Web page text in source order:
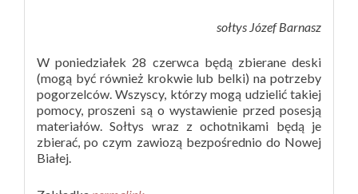
sołtys Józef Barnasz
W poniedziałek 28 czerwca będą zbierane deski
(mogą być również krokwie lub belki) na potrzeby
pogorzelców. Wszyscy, którzy mogą udzielić takiej
pomocy, proszeni są o wystawienie przed posesją
materiałów. Sołtys wraz z ochotnikami będą je
zbierać, po czym zawiozą bezpośrednio do Nowej
Białej.